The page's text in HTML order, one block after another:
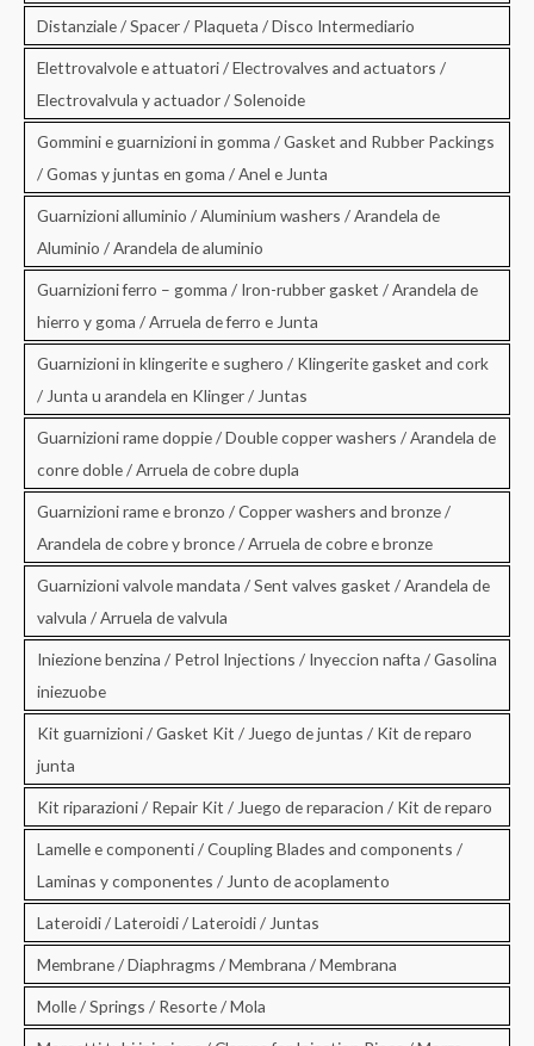
Distanziale / Spacer / Plaqueta / Disco Intermediario
Elettrovalvole e attuatori / Electrovalves and actuators /
Electrovalvula y actuador / Solenoide
Gommini e guarnizioni in gomma / Gasket and Rubber Packings
/ Gomas y juntas en goma / Anel e Junta
Guarnizioni alluminio / Aluminium washers / Arandela de
Aluminio / Arandela de aluminio
Guarnizioni ferro – gomma / Iron-rubber gasket / Arandela de
hierro y goma / Arruela de ferro e Junta
Guarnizioni in klingerite e sughero / Klingerite gasket and cork
/ Junta u arandela en Klinger / Juntas
Guarnizioni rame doppie / Double copper washers / Arandela de
conre doble / Arruela de cobre dupla
Guarnizioni rame e bronzo / Copper washers and bronze /
Arandela de cobre y bronce / Arruela de cobre e bronze
Guarnizioni valvole mandata / Sent valves gasket / Arandela de
valvula / Arruela de valvula
Iniezione benzina / Petrol Injections / Inyeccion nafta / Gasolina
iniezuobe
Kit guarnizioni / Gasket Kit / Juego de juntas / Kit de reparo
junta
Kit riparazioni / Repair Kit / Juego de reparacion / Kit de reparo
Lamelle e componenti / Coupling Blades and components /
Laminas y componentes / Junto de acoplamento
Lateroidi / Lateroidi / Lateroidi / Juntas
Membrane / Diaphragms / Membrana / Membrana
Molle / Springs / Resorte / Mola